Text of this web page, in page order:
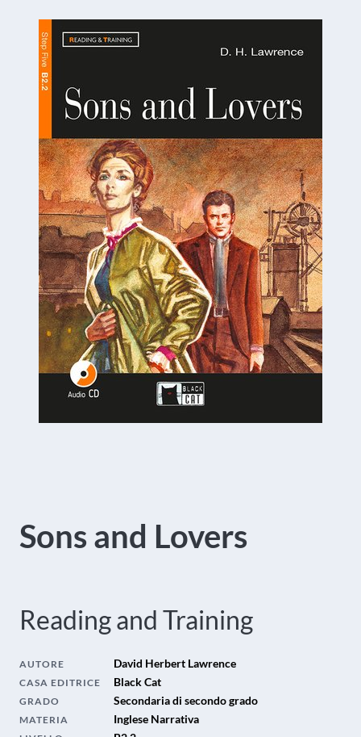
Sons and Lovers
Reading and Training
AUTORE David Herbert Lawrence
CASA EDITRICE Black Cat
GRADO Secondaria di secondo grado
MATERIA Inglese Narrativa